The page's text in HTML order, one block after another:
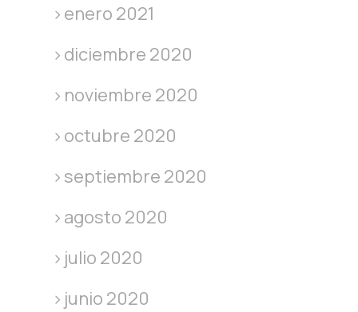
enero 2021
diciembre 2020
noviembre 2020
octubre 2020
septiembre 2020
agosto 2020
julio 2020
junio 2020